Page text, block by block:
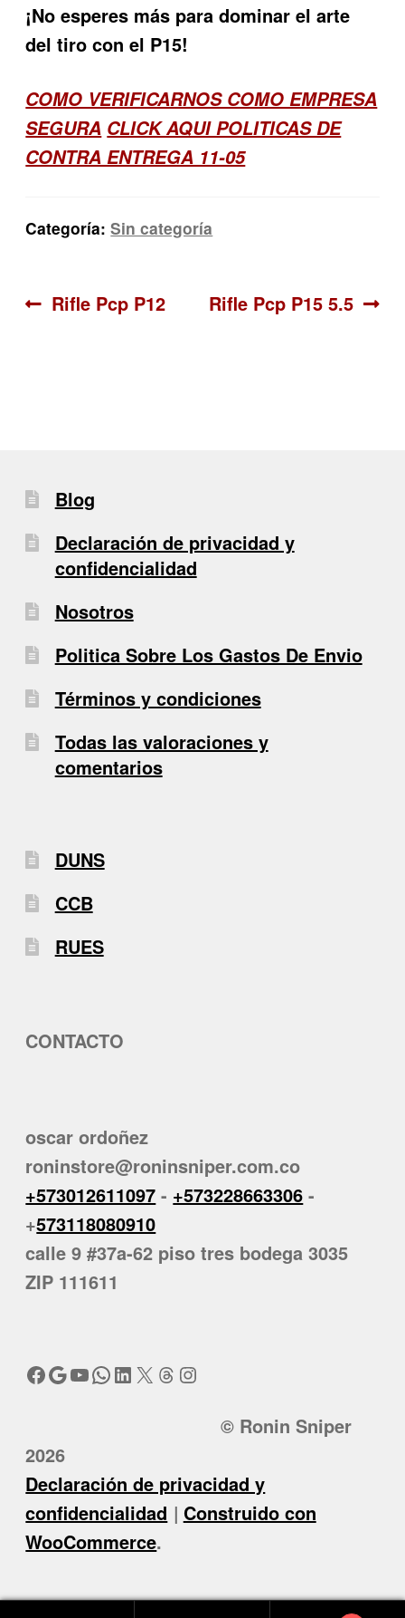
¡No esperes más para dominar el arte
del tiro con el P15!
COMO VERIFICARNOS COMO EMPRESA
SEGURA CLICK AQUI POLITICAS DE
CONTRA ENTREGA 11-05
Categoría:Sin categoría
Navegación
Anterior:
Rifle Pcp P12 Siguiente:
Rifle Pcp P15 5.5
Blog
Declaración de privacidad y
confidencialidad
Nosotros
Politica Sobre Los Gastos De Envio
Términos y condiciones
Todas las valoraciones y
comentarios
DUNS
CCB
RUES
CONTACTO
oscar ordoñez
roninstore@roninsniper.com.co
+573012611097 - +573228663306 -
+573118080910
calle 9 #37a-62 piso tres bodega 3035
ZIP 111611
Facebook
Google
YouTube
WhatsApp
LinkedIn
X Threads
Instagram
© Ronin Sniper
2026
Declaración de privacidad y
confidencialidad
Construido con
WooCommerce.